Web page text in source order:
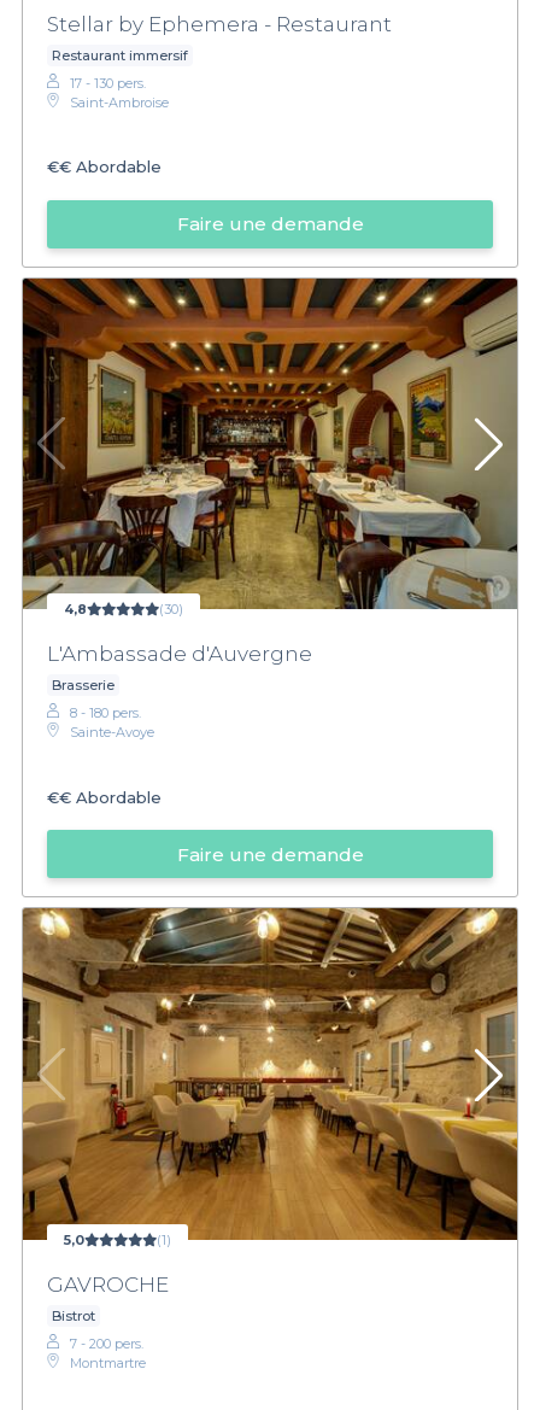
Stellar by Ephemera - Restaurant
Restaurant immersif
17 - 130 pers.
Saint-Ambroise
€€ Abordable
Faire une demande
4,8 (30)
L'Ambassade d'Auvergne
Brasserie
8 - 180 pers.
Sainte-Avoye
€€ Abordable
Faire une demande
5,0 (1)
GAVROCHE
Bistrot
7 - 200 pers.
Montmartre